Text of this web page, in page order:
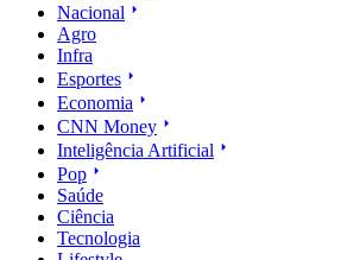
Nacional
Agro
Infra
Esportes
Economia
CNN Money
Inteligência Artificial
Pop
Saúde
Ciência
Tecnologia